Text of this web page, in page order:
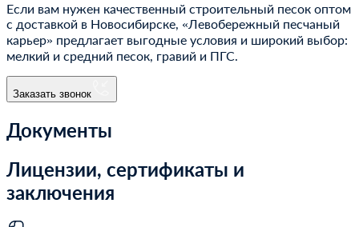
Если вам нужен качественный строительный песок оптом
с доставкой в Новосибирске, «Левобережный песчаный
карьер» предлагает выгодные условия и широкий выбор:
мелкий и средний песок, гравий и ПГС.
Заказать звонок
Документы
Лицензии, сертификаты и
заключения